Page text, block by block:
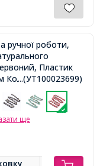
ручної роботи,
Пластик
Кольори
18.5x11.5x4.5мм,
...(УТ100023699)
ще